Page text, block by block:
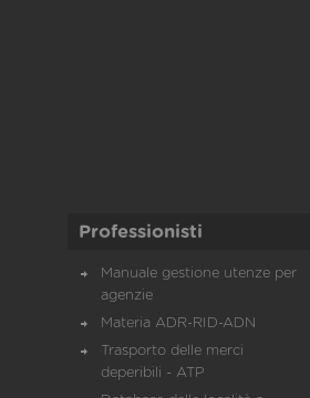
Professionisti
Manuale gestione utenze per
agenzie
Materia ADR-RID-ADN
Trasporto delle merci
deperibili - ATP